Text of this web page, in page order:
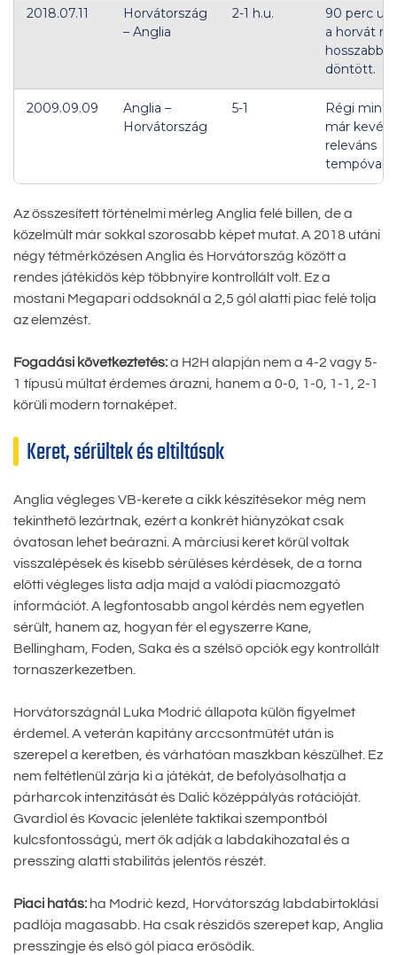
2018.07.11
Horvátország
– Anglia
2-1 h.u.
90 perc
a horvát
döntött.
2009.09.09
Anglia –
Horvátország
5-1
Régi
már
releváns
tempóval.
Az összesített történelmi mérleg Anglia felé billen, de a
közelmúlt már sokkal szorosabb képet mutat. A 2018 utáni
négy tétmérkőzésen Anglia és Horvátország között a
rendes játékidős kép többnyire kontrollált volt. Ez a
mostani Megapari oddsoknál a 2,5 gól alatti piac felé tolja
az elemzést.
Fogadási következtetés:a H2H alapján nem a 4-2 vagy 5-
1 típusú múltat érdemes árazni, hanem a 0-0, 1-0, 1-1, 2-1
körüli modern tornaképet.
Keret, sérültek és eltiltások
Anglia végleges VB-kerete a cikk készítésekor még nem
tekinthető lezártnak, ezért a konkrét hiányzókat csak
óvatosan lehet beárazni. A márciusi keret körül voltak
visszalépések és kisebb sérüléses kérdések, de a torna
előtti végleges lista adja majd a valódi piacmozgató
információt. A legfontosabb angol kérdés nem egyetlen
sérült, hanem az, hogyan fér el egyszerre Kane,
Bellingham, Foden, Saka és a szélső opciók egy kontrollált
tornaszerkezetben.
Horvátországnál Luka Modrić állapota külön figyelmet
érdemel. A veterán kapitány arccsontműtét után is
szerepel a keretben, és várhatóan maszkban készülhet. Ez
nem feltétlenül zárja ki a játékát, de befolyásolhatja a
párharcok intenzitását és Dalić középpályás rotációját.
Gvardiol és Kovacic jelenléte taktikai szempontból
kulcsfontosságú, mert ők adják a labdakihozatal és a
presszing alatti stabilitás jelentős részét.
Piaci hatás: ha Modrić kezd, Horvátország labdabirtoklási
padlója magasabb. Ha csak részidős szerepet kap, Anglia
presszingje és első gól piaca erősödik.